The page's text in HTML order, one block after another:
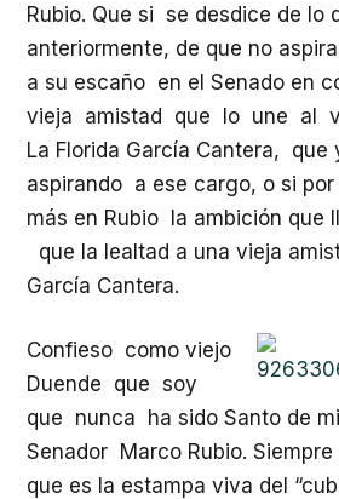
Rubio. Que si se desdice de lo
anteriormente, de que no
a su escaño en el Senado en
vieja amistad que lo une al
La Florida García Cantera, que
aspirando a ese cargo, o si
más en Rubio la ambición que
que la lealtad a una vieja
García Cantera.
Confieso como viejo
Duende que soy
que nunca ha sido Santo de
Senador Marco Rubio.
que es la estampa viva del